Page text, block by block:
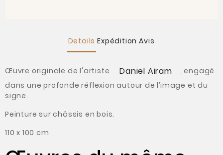
Details Expédition Avis
Œuvre originale de l'artiste Daniel Airam
, engagé
dans une profonde réflexion autour de l’image et du
signe.
Peinture sur châssis en bois.
110 x 100 cm